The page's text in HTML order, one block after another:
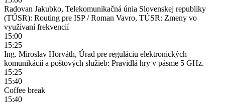
Radovan Jakubko, Telekomunikačná únia Slovenskej republiky
(TÚSR): Routing pre ISP / Roman Vavro, TÚSR: Zmeny vo
využívaní frekvencií
15:00
15:25
Ing. Miroslav Horváth, Úrad pre reguláciu elektronických
komunikácií a poštových služieb: Pravidlá hry v pásme 5 GHz.
15:25
15:40
Coffee break
15:40